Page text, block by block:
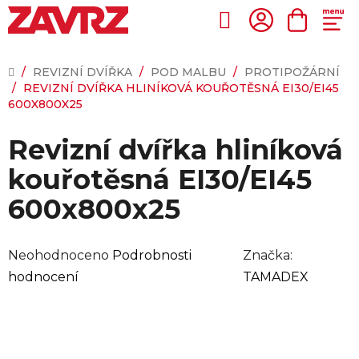
Přejít
na
Hledat
KOŠÍK
DOMŮ
/ REVIZNÍ DVÍŘKA / POD MALBU / PROTIPOŽÁRNÍ
/ REVIZNÍ DVÍŘKA HLINÍKOVÁ KOUŘOTĚSNÁ EI30/EI45
600X800X25
Revizní dvířka hliníková
kouřotěsná EI30/EI45
600x800x25
Průměrné
hodnocení
Neohodnoceno Podrobnosti
hodnocení
Značka:
TAMADEX